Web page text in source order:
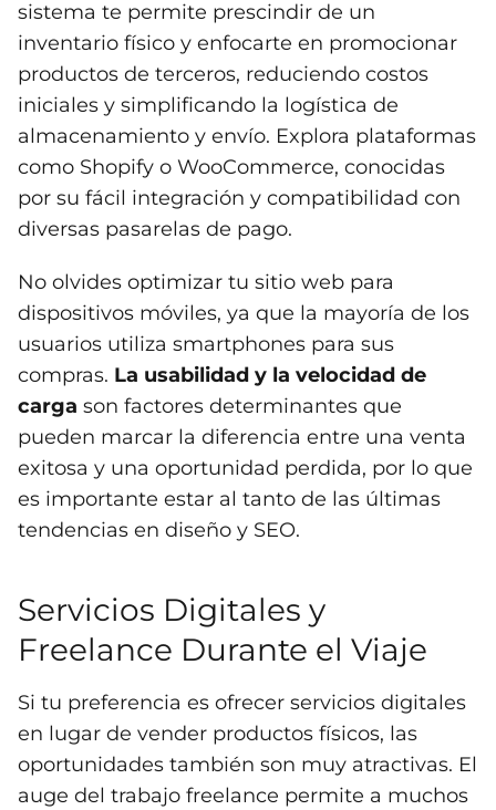
sistema te permite prescindir de un
inventario físico y enfocarte en promocionar
productos de terceros, reduciendo costos
iniciales y simplificando la logística de
almacenamiento y envío. Explora plataformas
como Shopify o WooCommerce, conocidas
por su fácil integración y compatibilidad con
diversas pasarelas de pago.
No olvides optimizar tu sitio web para
dispositivos móviles, ya que la mayoría de los
usuarios utiliza smartphones para sus
compras. La usabilidad y la velocidad de
carga son factores determinantes que
pueden marcar la diferencia entre una venta
exitosa y una oportunidad perdida, por lo que
es importante estar al tanto de las últimas
tendencias en diseño y SEO.
Servicios Digitales y
Freelance Durante el Viaje
Si tu preferencia es ofrecer servicios digitales
en lugar de vender productos físicos, las
oportunidades también son muy atractivas. El
auge del trabajo freelance permite a muchos